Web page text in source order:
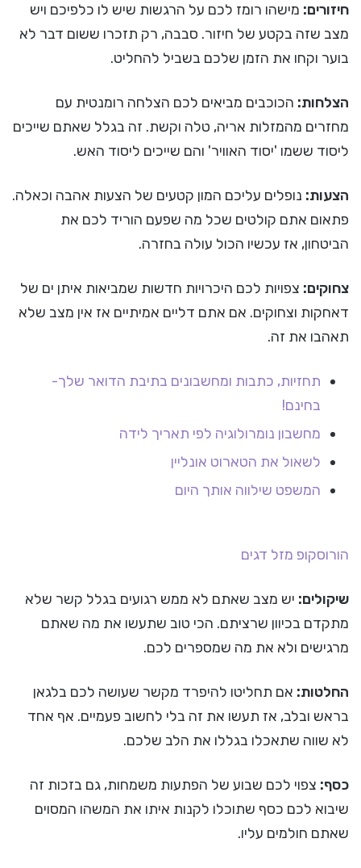
חיזורים: מישהו רומז לכם על הרגשות שיש לו כלפיכם ויש
מצב שזה בקטע של חיזור. סבבה, רק תזכרו ששום דבר לא
בוער וקחו את הזמן שלכם בשביל להחליט.
הצלחות: הכוכבים מביאים לכם הצלחה רומנטית עם
מחזרים מהמזלות אריה, טלה וקשת. זה בגלל שאתם שייכים
ליסוד ששמו 'יסוד האוויר' והם שייכים ליסוד האש.
הצעות: נופלים עליכם המון קטעים של הצעות אהבה וכאלה.
פתאום אתם קולטים שכל מה שפעם הוריד לכם את
הביטחון, אז עכשיו הכול עולה בחזרה.
צחוקים: צפויות לכם היכרויות חדשות שמביאות איתן ים של
דאחקות וצחוקים. אם אתם דליים אמיתיים אז אין מצב שלא
תאהבו את זה.
תחזיות, כתבות ומחשבונים בתיבת הדואר שלך-
בחינם!
מחשבון נומרולוגיה לפי תאריך לידה
לשאול את הטארוט אונליין
המשפט שילווה אותך היום
הורוסקופ מזל דגים
שיקולים: יש מצב שאתם לא ממש רגועים בגלל קשר שלא
מתקדם בכיוון שרציתם. הכי טוב שתעשו את מה שאתם
מרגישים ולא את מה שמספרים לכם.
החלטות: אם תחליטו להיפרד מקשר שעושה לכם בלגאן
בראש ובלב, אז תעשו את זה בלי לחשוב פעמיים. אף אחד
לא שווה שתאכלו בגללו את הלב שלכם.
כסף: צפוי לכם שבוע של הפתעות משמחות, גם בזכות זה
שיבוא לכם כסף שתוכלו לקנות איתו את המשהו המסוים
שאתם חולמים עליו.